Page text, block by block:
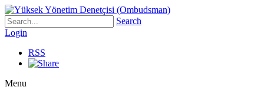
Search
Login
RSS
Menu